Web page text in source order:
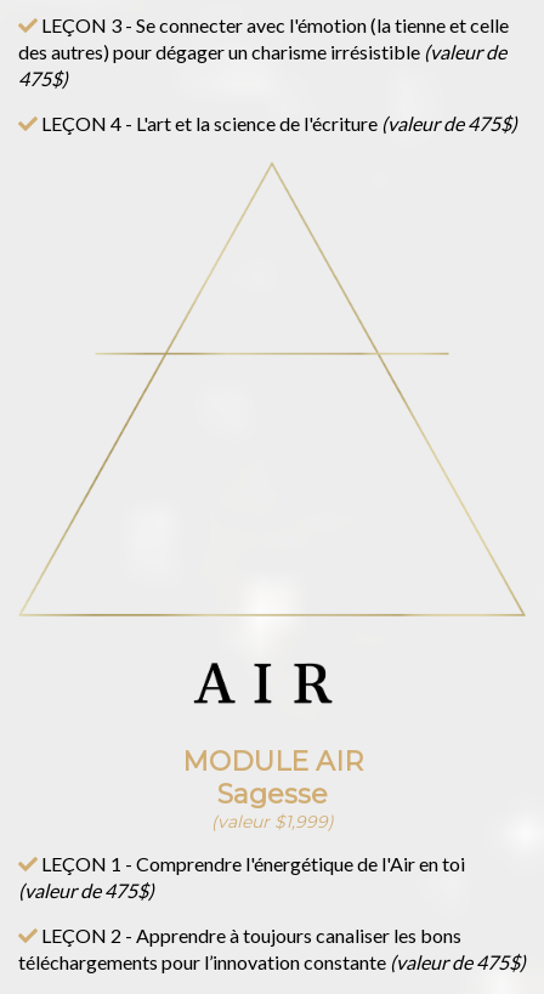
LEÇON 3 - Se connecter avec l'émotion (la tienne et celle
des autres) pour dégager un charisme irrésistible (valeur de
475$)
LEÇON 4 - L'art et la science de l'écriture (valeur de 475$)
MODULE AIR
Sagesse
(valeur $1,999)
LEÇON 1 - Comprendre l'énergétique de l'Air en toi
(valeur de 475$)
LEÇON 2 - Apprendre à toujours canaliser les bons
téléchargements pour l’innovation constante (valeur de 475$)